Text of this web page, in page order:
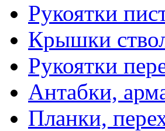
Рукоятки
Крышки
Рукоятки
Антабки,
Планки,